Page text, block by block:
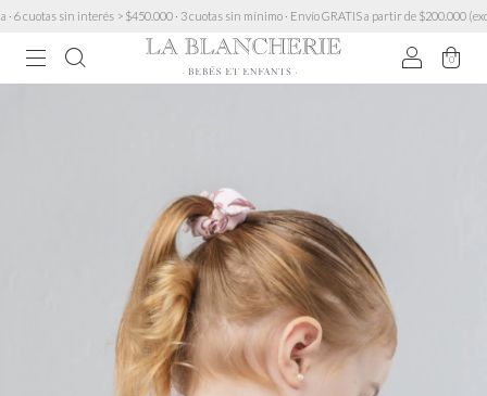
sin interés > $450.000 · 3 cuotas sin mínimo · Envío GRATIS a partir de $200.000
0